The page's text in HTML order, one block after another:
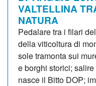
VALTELLINA
NATURA
Pedalare tra i filari
della viticoltura di
sole tramonta sui
e borghi storici;
nasce il Bitto DOP;